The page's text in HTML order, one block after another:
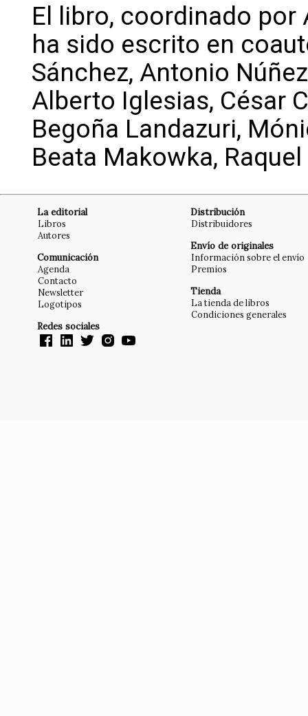
El libro, coordinado por
ha sido escrito en
Sánchez, Antonio
Alberto Iglesias, César
Begoña Landazuri,
Beata Makowka,
La editorial
Libros
Autores
Comunicación
Agenda
Contacto
Newsletter
Logotipos
Redes sociales
Distribución
Distribuidores
Envío de originales
Información sobre el envío
Premios
Tienda
La tienda de libros
Condiciones generales